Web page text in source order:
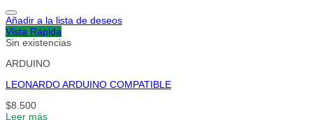
Añadir a la lista de deseos
Vista Rápida
Sin existencias
ARDUINO
LEONARDO ARDUINO COMPATIBLE
$8.500
Leer más